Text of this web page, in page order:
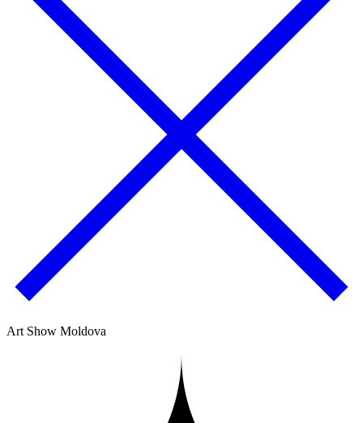
Art Show Moldova